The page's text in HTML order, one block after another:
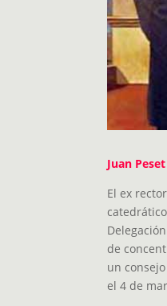
Juan
El ex
de
un
el 4 de